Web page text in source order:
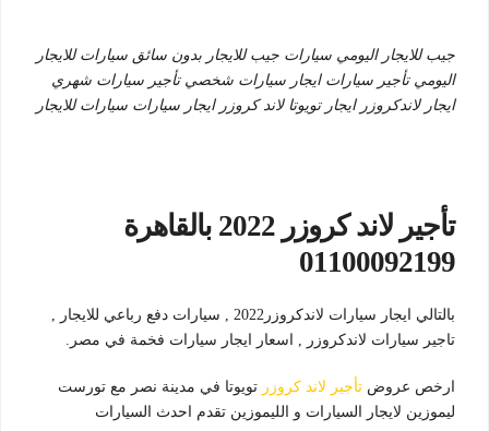
جيب للايجار اليومي سيارات جيب للايجار بدون سائق سيارات للايجار
اليومي تأجير سيارات ايجار سيارات شخصي تأجير سيارات شهري
ايجار لاندكروزر ايجار تويوتا لاند كروزر ايجار سيارات سيارات للايجار
تأجير لاند كروزر 2022 بالقاهرة
01100092199
بالتالي ايجار سيارات لاندكروزر2022 , سيارات دفع رباعي للايجار ,
تاجير سيارات لاندكروزر , اسعار ايجار سيارات فخمة في مصر.
ارخص عروض تأجير لاند كروزر تويوتا في مدينة نصر مع تورست
ليموزين لايجار السيارات و الليموزين تقدم احدث السيارات